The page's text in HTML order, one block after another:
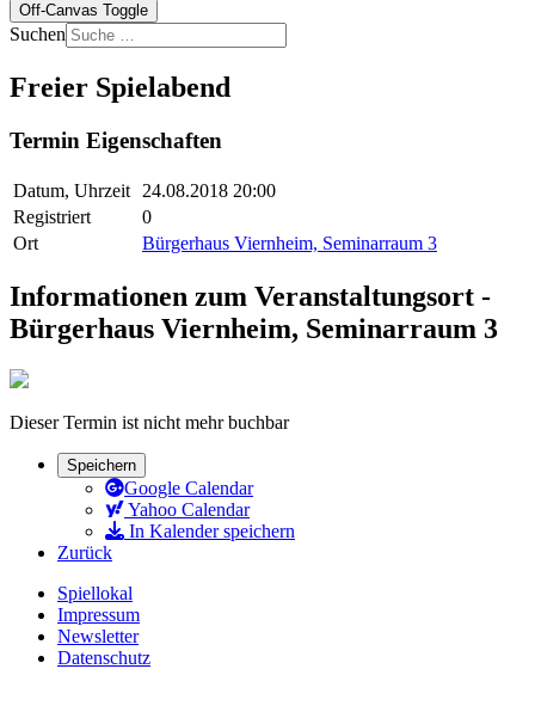
Off-Canvas Toggle
Suchen
Freier Spielabend
Termin Eigenschaften
Datum, Uhrzeit
24.08.2018 20:00
Registriert
0
Ort
Bürgerhaus Viernheim, Seminarraum 3
Informationen zum Veranstaltungsort -
Bürgerhaus Viernheim, Seminarraum 3
Dieser Termin ist nicht mehr buchbar
Speichern
Google Calendar
Yahoo Calendar
In Kalender speichern
Zurück
Spiellokal
Impressum
Newsletter
Datenschutz